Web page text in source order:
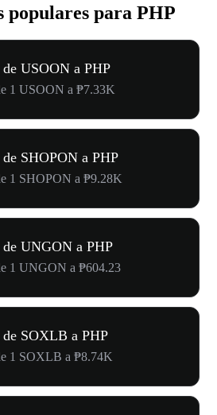
populares para PHP
USOON a PHP
1 USOON a ₱7.33K
SHOPON a PHP
1 SHOPON a ₱9.28K
UNGON a PHP
1 UNGON a ₱604.23
SOXLB a PHP
1 SOXLB a ₱8.74K